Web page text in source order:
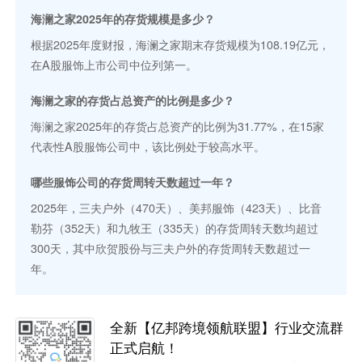
海澜之家2025年的存货规模是多少？
根据2025年度财报，海澜之家期末存货规模为108.19亿元，
在A股服饰上市公司中位列第一。
海澜之家的存货占总资产的比例是多少？
海澜之家2025年的存货占总资产的比例为31.77%，在15家
代表性A股服饰公司中，该比例处于较高水平。
哪些服饰公司的存货周转天数超过一年？
2025年，三夫户外（470天）、美邦服饰（423天）、比音
勒芬（352天）和九牧王（335天）的存货周转天数均超过
300天，其中欣贺股份与三夫户外的存货周转天数超过一
年。
全新【亿邦跨境领航联盟】行业交流群
正式启航！